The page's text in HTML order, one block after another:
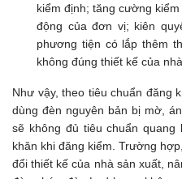
kiểm định; tăng cường
động của đơn vị; kiên
phương tiện có lắp thêm
không đúng thiết kế của
Như vậy, theo tiêu chuẩn đăng
dùng đèn nguyên bản bị mờ,
sẽ không đủ tiêu chuẩn
khăn khi đăng kiểm. Trường
đổi thiết kế của nhà sản xuất,